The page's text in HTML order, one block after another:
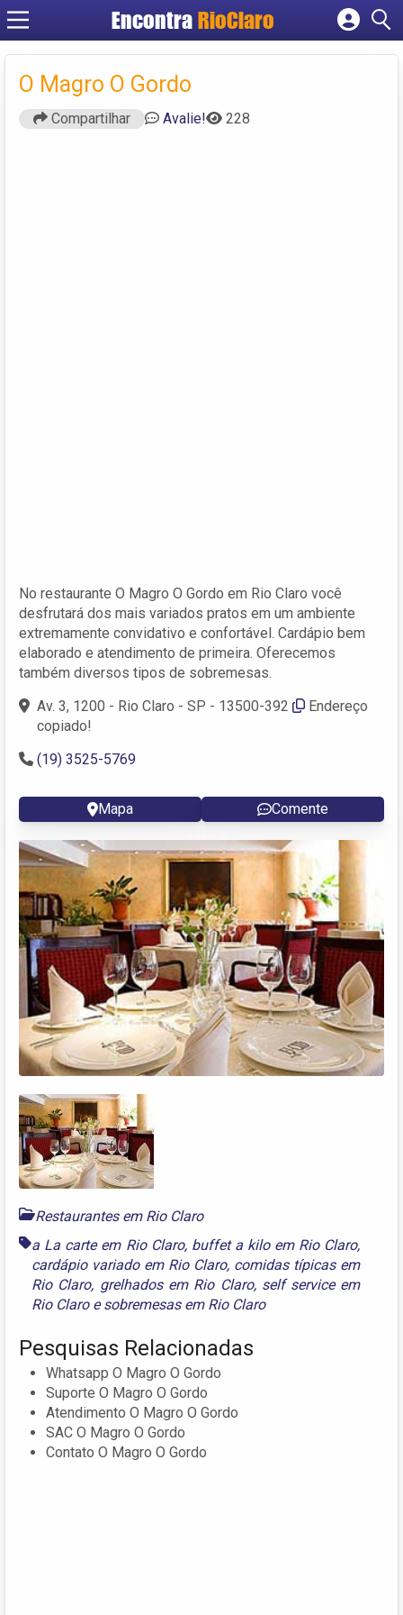
Encontra RioClaro
Cadastrar empresa
Criar conta
O Magro O Gordo
Compartilhar Avalie! 228
No restaurante O Magro O Gordo em Rio Claro você
desfrutará dos mais variados pratos em um ambiente
extremamente convidativo e confortável. Cardápio bem
elaborado e atendimento de primeira. Oferecemos
também diversos tipos de sobremesas.
Av. 3, 1200 - Rio Claro - SP - 13500-392
Endereço
copiado!
(19) 3525-5769
Mapa Comente
Restaurantes em Rio Claro
a La carte em Rio Claro, buffet a kilo em Rio Claro,
cardápio variado em Rio Claro, comidas típicas em
Rio Claro, grelhados em Rio Claro, self service em
Rio Claroesobremesas em Rio Claro
Pesquisas Relacionadas
Whatsapp O Magro O Gordo
Suporte O Magro O Gordo
Atendimento O Magro O Gordo
SAC O Magro O Gordo
Contato O Magro O Gordo